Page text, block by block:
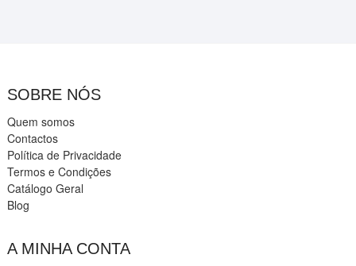
SOBRE NÓS
Quem somos
Contactos
Política de Privacidade
Termos e Condições
Catálogo Geral
Blog
A MINHA CONTA